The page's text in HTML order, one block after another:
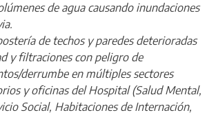
de agua causando inundaciones
de techos y paredes deterioradas
y filtraciones con peligro de
derrumbe en múltiples sectores
y oficinas del Hospital (Salud Mental,
Social, Habitaciones de Internación,